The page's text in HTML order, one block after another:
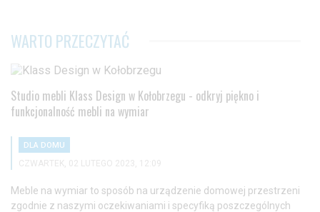
WARTO PRZECZYTAĆ
Studio mebli Klass Design w Kołobrzegu - odkryj piękno i
funkcjonalność mebli na wymiar
DLA DOMU
CZWARTEK, 02 LUTEGO 2023, 12:09
Meble na wymiar to sposób na urządzenie domowej przestrzeni
zgodnie z naszymi oczekiwaniami i specyfiką poszczególnych